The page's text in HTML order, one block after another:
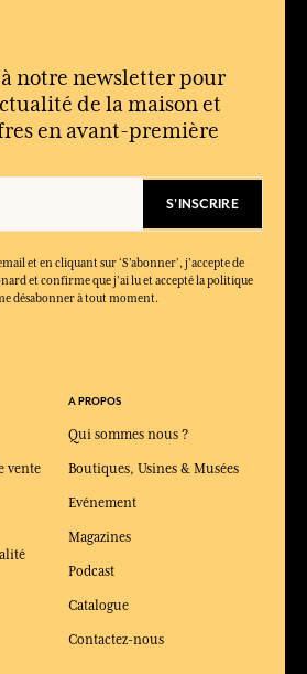
notre newsletter pour
de la maison et
en avant-première
S'INSCRIRE
et en cliquant sur ‘S’abonner’, j'accepte de
et confirme que j'ai lu et accepté la politique
désabonner à tout moment.
vente
A PROPOS
Qui sommes nous ?
Boutiques, Usines & Musées
Evénement
Magazines
Podcast
Catalogue
Contactez-nous